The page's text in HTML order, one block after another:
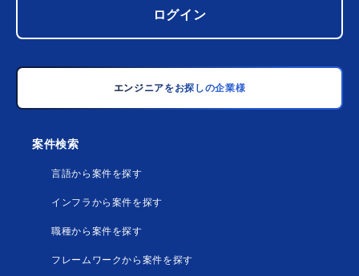
ログイン
エンジニアをお探しの企業様
案件検索
言語から案件を探す
インフラから案件を探す
職種から案件を探す
フレームワークから案件を探す